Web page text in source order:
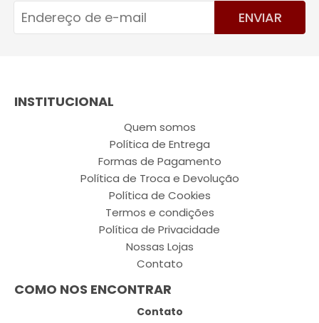
ENVIAR
INSTITUCIONAL
Quem somos
Política de Entrega
Formas de Pagamento
Política de Troca e Devolução
Política de Cookies
Termos e condições
Política de Privacidade
Nossas Lojas
Contato
COMO NOS ENCONTRAR
Contato